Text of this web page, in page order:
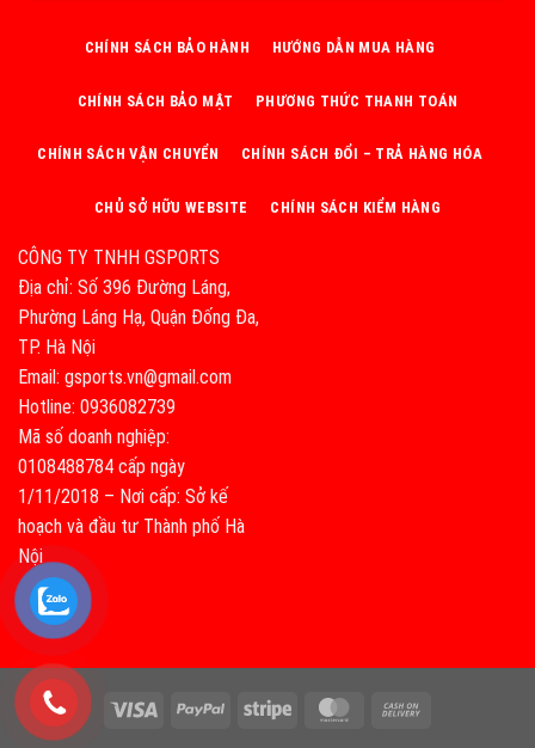
CÔNG TY TNHH GSPORTS
Địa chỉ: Số 396 Đường Láng,
Phường Láng Hạ, Quận Đống Đa,
TP. Hà Nội
Email: gsports.vn@gmail.com
Hotline: 0936082739
Mã số doanh nghiệp:
0108488784 cấp ngày
1/11/2018 – Nơi cấp: Sở kế
hoạch và đầu tư Thành phố Hà
Nội
CHÍNH SÁCH BẢO HÀNH HƯỚNG DẪN MUA HÀNG
CHÍNH SÁCH BẢO MẬT PHƯƠNG THỨC THANH TOÁN
CHÍNH SÁCH VẬN CHUYỂN CHÍNH SÁCH ĐỔI – TRẢ HÀNG HÓA
CHỦ SỞ HỮU WEBSITE CHÍNH SÁCH KIỂM HÀNG